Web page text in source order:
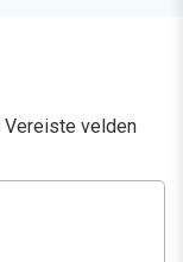
Vereiste velden